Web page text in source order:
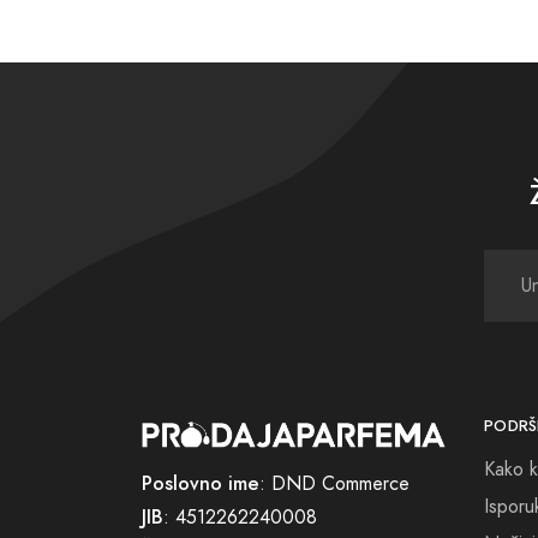
Dior
Neka
Poslovno ime: DND Commerce
JIB: 4512262240008
Kako